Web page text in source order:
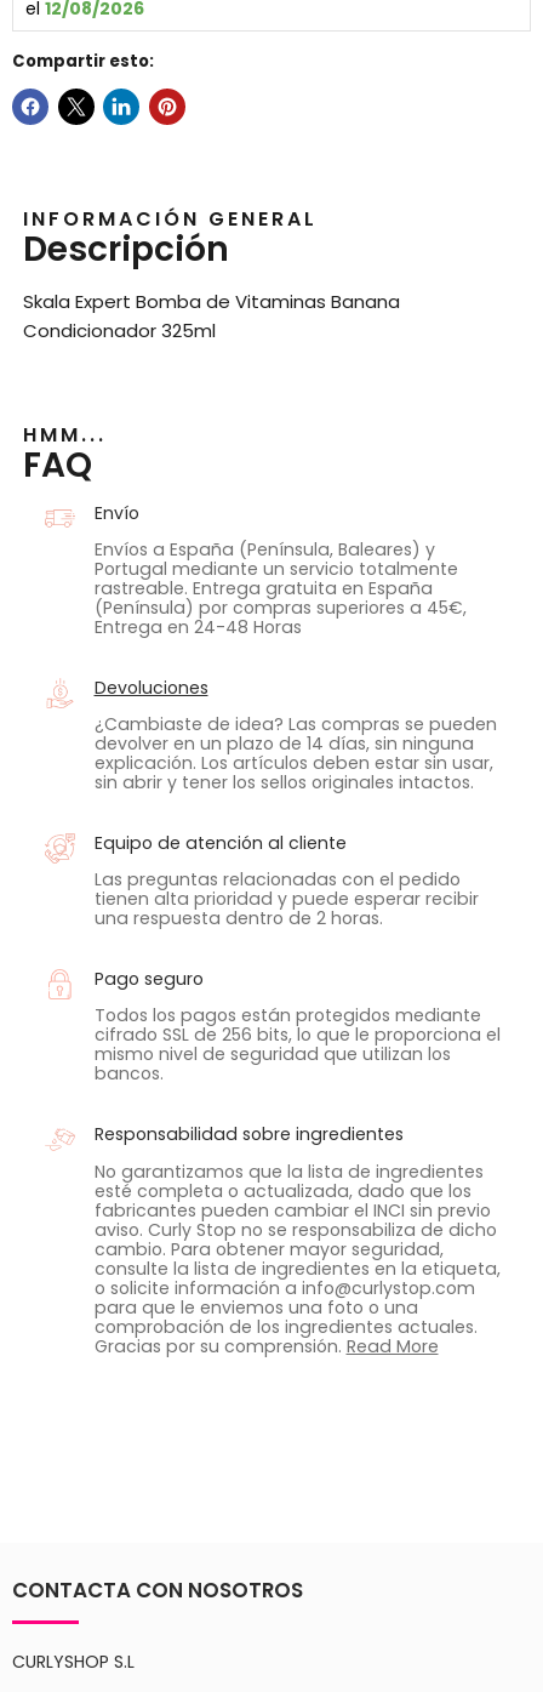
el 12/08/2026
Compartir esto:
INFORMACIÓN GENERAL
Descripción
Skala Expert Bomba de Vitaminas Banana
Condicionador 325ml
HMM...
FAQ
Envío
Envíos a España (Península, Baleares) y
Portugal mediante un servicio totalmente
rastreable. Entrega gratuita en España
(Península) por compras superiores a 45€,
Entrega en 24-48 Horas
Devoluciones
¿Cambiaste de idea? Las compras se pueden
devolver en un plazo de 14 días, sin ninguna
explicación. Los artículos deben estar sin usar,
sin abrir y tener los sellos originales intactos.
Equipo de atención al cliente
Las preguntas relacionadas con el pedido
tienen alta prioridad y puede esperar recibir
una respuesta dentro de 2 horas.
Pago seguro
Todos los pagos están protegidos mediante
cifrado SSL de 256 bits, lo que le proporciona el
mismo nivel de seguridad que utilizan los
bancos.
Responsabilidad sobre ingredientes
No garantizamos que la lista de ingredientes
esté completa o actualizada, dado que los
fabricantes pueden cambiar el INCI sin previo
aviso. Curly Stop no se responsabiliza de dicho
cambio. Para obtener mayor seguridad,
consulte la lista de ingredientes en la etiqueta,
o solicite información a info@curlystop.com
para que le enviemos una foto o una
comprobación de los ingredientes actuales.
Gracias por su comprensión. Read More
CONTACTA CON NOSOTROS
CURLYSHOP S.L